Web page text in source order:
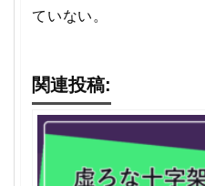
ていない。
関連投稿: